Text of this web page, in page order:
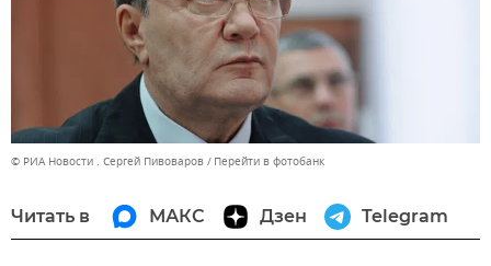
© РИА Новости . Сергей Пивоваров Перейти в фотобанк
Читать в МАКС Дзен Telegram